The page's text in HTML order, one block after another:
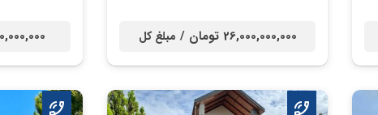
26,000,000,000 تومان / مبلغ کل